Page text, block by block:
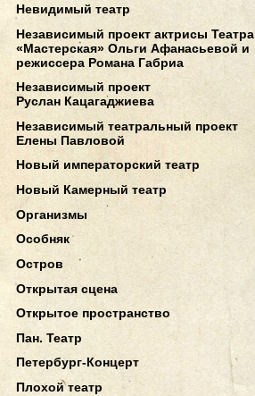
Невидимый театр
Независимый проект актрисы Театра
«Мастерская» Ольги Афанасьевой и
режиссера Романа Габриа
Независимый проект
Руслан Кацагаджиева
Независимый театральный проект
Елены Павловой
Новый императорский театр
Новый Камерный театр
Организмы
Особняк
Остров
Открытая сцена
Открытое пространство
Пан. Театр
Петербург-Концерт
Плохой театр